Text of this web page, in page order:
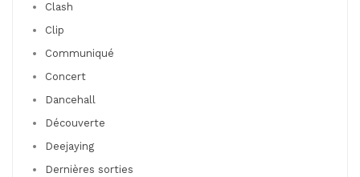
Clash
Clip
Communiqué
Concert
Dancehall
Découverte
Deejaying
Dernières sorties